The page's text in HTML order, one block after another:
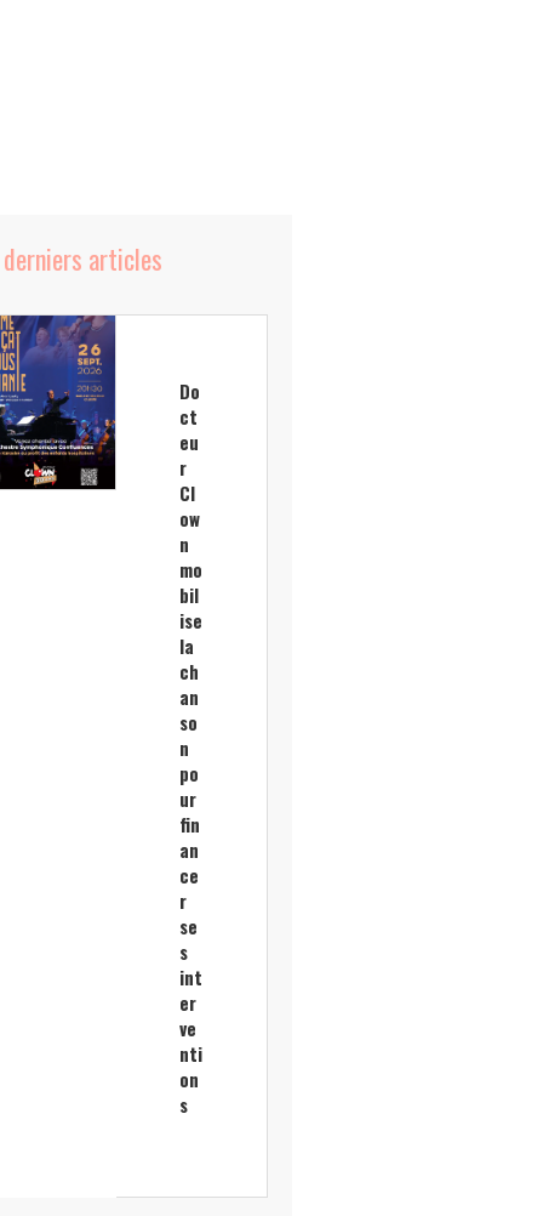
articles
Do
ct
eu
r
Cl
ow
n
mo
bil
ise
la
ch
an
so
n
po
ur
fin
an
ce
r
se
s
int
er
ve
nti
on
s